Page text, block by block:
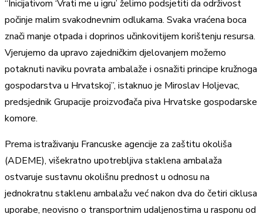
“Inicijativom ‘Vrati me u igru’ želimo podsjetiti da održivost
počinje malim svakodnevnim odlukama. Svaka vraćena boca
znači manje otpada i doprinos učinkovitijem korištenju resursa.
Vjerujemo da upravo zajedničkim djelovanjem možemo
potaknuti naviku povrata ambalaže i osnažiti principe kružnoga
gospodarstva u Hrvatskoj”, istaknuo je Miroslav Holjevac,
predsjednik Grupacije proizvođača piva Hrvatske gospodarske
komore.
Prema istraživanju Francuske agencije za zaštitu okoliša
(ADEME), višekratno upotrebljiva staklena ambalaža
ostvaruje sustavnu okolišnu prednost u odnosu na
jednokratnu staklenu ambalažu već nakon dva do četiri ciklusa
uporabe, neovisno o transportnim udaljenostima u rasponu od